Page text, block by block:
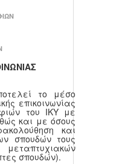
το μέσο
επικοινωνίας
του ΙΚΥ με
και με όσους
και
σπουδών τους
σπουδών).